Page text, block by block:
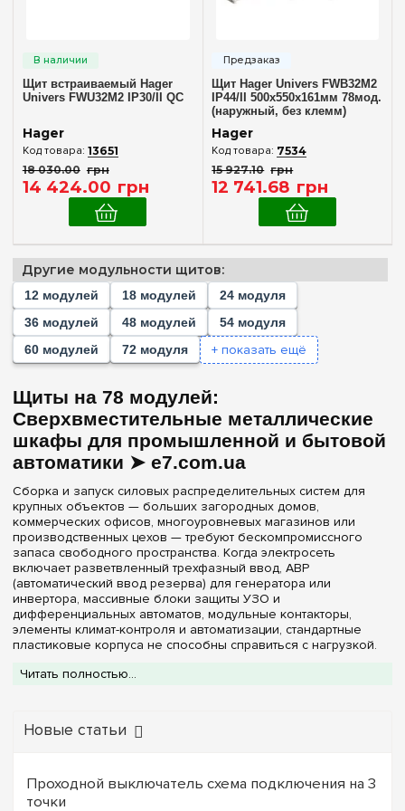
Количество модулей
1(+1)
2(+4)
5(+3)
6(+11)
7(+1)
8(+38)
10(+6)
11(+9)
12(+47)
13(+15)
18(+51)
22(+3)
24(+67)
26(+10)
28(+11)
36(+68)
39
48
54
56(+2)
Нет в комплекте(1)
Частичная(1)
Материал корпуса
Металл(2)
Дверца
Белая(1)
Непрозрачная(1)
Серия
Белый(2)
Щит встраиваемый Hager
Univers FWU32M2 IP30/II QC
Hager
13651
18 030.00 грн
14 424.00 грн
Щит Hager Univers FWB32M2
IP44/II 500x550x161мм 78мод.
(наружный, без клемм)
Hager
7534
15 927.10 грн
12 741.68 грн
Другие модульности щитов:
12 модулей 18 модулей
24 модуля
36 модулей
48 модулей
54 модуля
60 модулей
72 модуля + показать ещё
Щиты на 78 модулей:
Сверхвместительные металлические
шкафы для промышленной и бытовой
автоматики ➤ e7.com.ua
Сборка и запуск силовых распределительных систем для
крупных объектов — больших загородных домов,
коммерческих офисов, многоуровневых магазинов или
производственных цехов — требуют бескомпромиссного
запаса свободного пространства. Когда электросеть
включает разветвленный трехфазный ввод, АВР
(автоматический ввод резерва) для генератора или
инвертора, массивные блоки защиты УЗО и
дифференциальных автоматов, модульные контакторы,
элементы климат-контроля и автоматизации, стандартные
пластиковые корпуса не способны справиться с нагрузкой.
профессиональные
механических повреждений и предоставляет монтажникам
колоссальную полезную длину DIN-реек для реализации
В каталоге интернет-магазина
специализированный ассортимент металлических щитков на
78 модулей, рассчитанных на жесткие условия эксплуатации.
Читать полностью...
Новые статьи
Проходной выключатель схема подключения на 3
точки